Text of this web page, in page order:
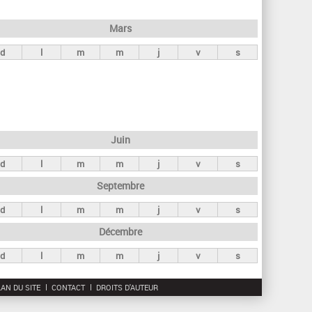
r
c
Mars
d l m m j v s
Juin
d l m m j v s
Septembre
d l m m j v s
Décembre
d l m m j v s
DU SITE CONTACT DROITS D'AUTEUR